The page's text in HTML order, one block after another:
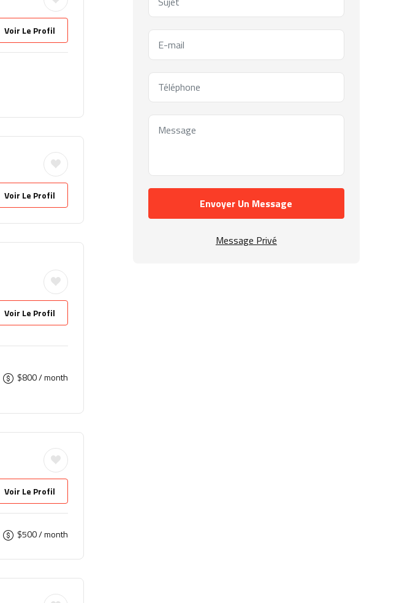
Voir Le Profil
Voir Le Profil
Voir Le Profil
$800/ month
Voir Le Profil
$500/ month
Envoyer Un Message
Message Privé